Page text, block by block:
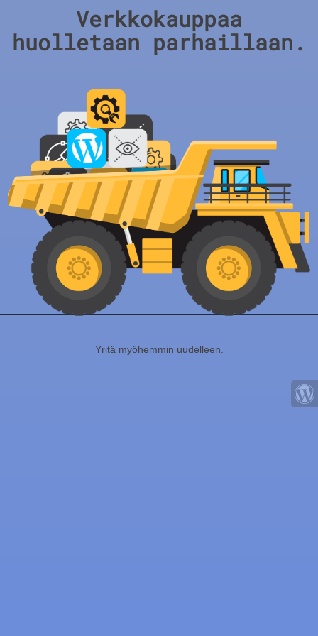
Verkkokauppaa
huolletaan parhaillaan.
Yritä myöhemmin uudelleen.